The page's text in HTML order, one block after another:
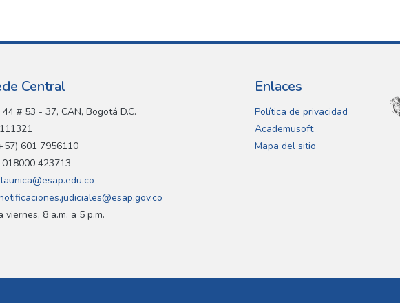
Central
# 53 - 37, CAN, Bogotá D.C.
111321
601 7956110
018000 423713
viernes, 8 a.m. a 5 p.m.
Enlaces
Política de privacidad
Academusoft
Mapa del sitio